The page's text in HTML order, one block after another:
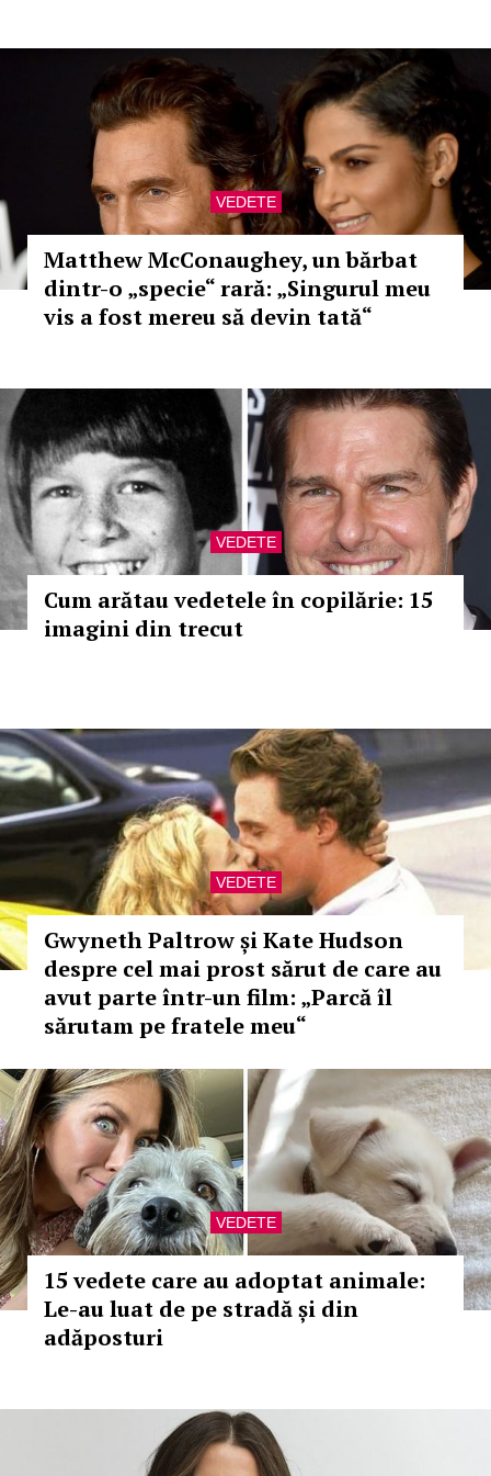
VEDETE
Matthew McConaughey, un bărbat
dintr-o „specie“ rară: „Singurul meu
vis a fost mereu să devin tată“
VEDETE
Cum arătau vedetele în copilărie: 15
imagini din trecut
VEDETE
Gwyneth Paltrow și Kate Hudson
despre cel mai prost sărut de care au
avut parte într-un film: „Parcă îl
sărutam pe fratele meu“
VEDETE
15 vedete care au adoptat animale:
Le-au luat de pe stradă și din
adăposturi